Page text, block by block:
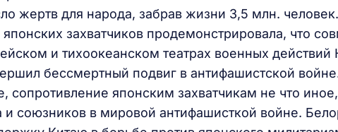
жертв для народа, забрав жизни 3,5 млн.
захватчиков продемонстрировала, что
и тихоокеанском театрах военных действий
бессмертный подвиг в антифашистской
сопротивление японским захватчикам не что
и союзников в мировой антифашисткой войне.